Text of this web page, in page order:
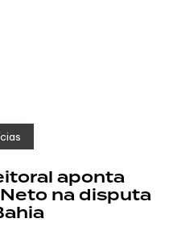
aponta
na disputa